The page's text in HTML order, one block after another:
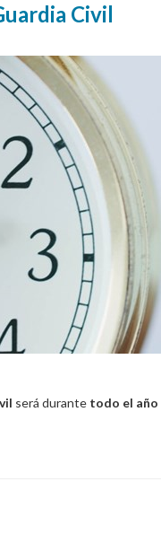
Civil
será durante todo el año